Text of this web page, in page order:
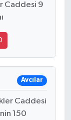
Caddesi 9
Avcılar
Caddesi
150